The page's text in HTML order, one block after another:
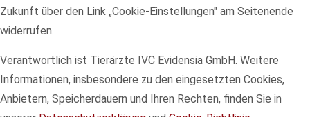
Zukunft über den Link „Cookie-Einstellungen" am Seitenende
widerrufen.
Verantwortlich ist Tierärzte IVC Evidensia GmbH. Weitere
Informationen, insbesondere zu den eingesetzten Cookies,
Anbietern, Speicherdauern und Ihren Rechten, finden Sie in